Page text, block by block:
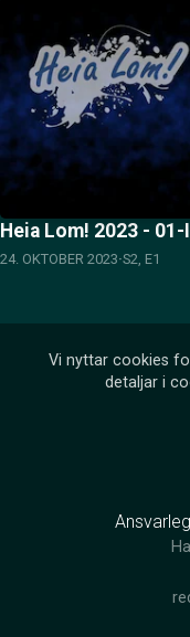
Heia Lom! 2023 -
24. OKTOBER 2023 S2, E1
Vi nyttar cookies
detaljar i